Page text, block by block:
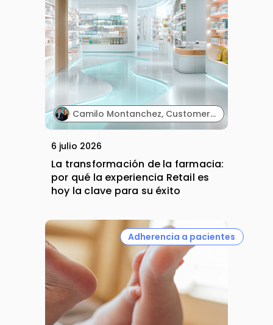
Camilo Montanchez, Customer Engagement Manager y Carole Joubert, Channel Activation Director. Laboratorios Pierre Fabre.
6 julio 2026
La transformación de la farmacia:
por qué la experiencia Retail es
hoy la clave para su éxito
Adherencia a pacientes